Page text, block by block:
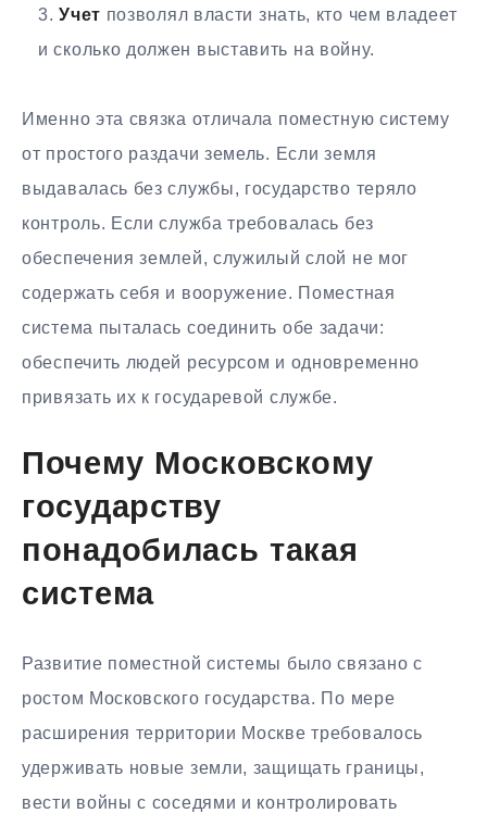
Учет позволял власти знать, кто чем владеет
и сколько должен выставить на войну.
Именно эта связка отличала поместную систему
от простого раздачи земель. Если земля
выдавалась без службы, государство теряло
контроль. Если служба требовалась без
обеспечения землей, служилый слой не мог
содержать себя и вооружение. Поместная
система пыталась соединить обе задачи:
обеспечить людей ресурсом и одновременно
привязать их к государевой службе.
Почему Московскому
государству
понадобилась такая
система
Развитие поместной системы было связано с
ростом Московского государства. По мере
расширения территории Москве требовалось
удерживать новые земли, защищать границы,
вести войны с соседями и контролировать